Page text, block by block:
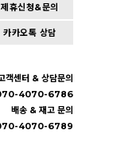
제휴신청&문의
카카오톡 상담
객센터 & 상담문의
4070-6786
배송 & 재고 문의
4070-6789